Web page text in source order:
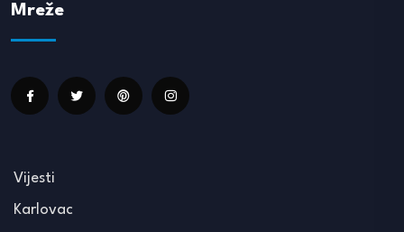
Mreže
Vijesti
Karlovac